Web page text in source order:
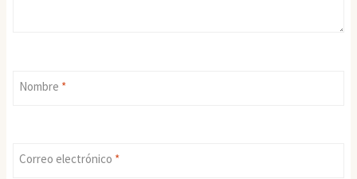
Nombre *
Correo electrónico *